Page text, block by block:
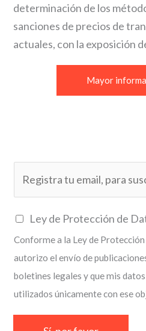
determinación de los
sanciones de precios de
actuales, con la exposición
Mayor
l
*
C
a
s
i
l
Ley de Protección de
Conforme a la Ley de
autorizo el envío de
boletines legales y que mis
utilizados únicamente con ese